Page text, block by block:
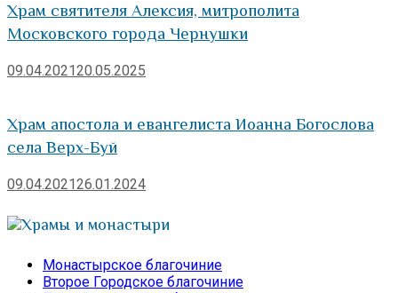
Храм святителя Алексия, митрополита
Московского города Чернушки
09.04.202120.05.2025
Храм апостола и евангелиста Иоанна Богослова
села Верх-Буй
09.04.202126.01.2024
Храмы и монастыри
Монастырское благочиние
Второе Городское благочиние